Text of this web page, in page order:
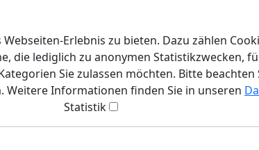
Erlebnis zu bieten. Dazu zählen
die lediglich zu anonymen
Sie zulassen möchten. Bitte
Informationen finden Sie in unseren
Statistik